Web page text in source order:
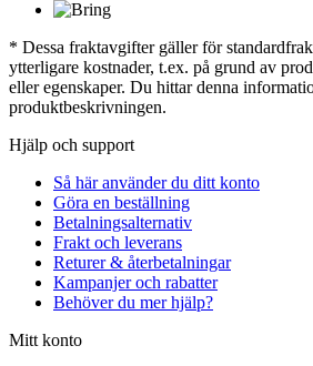
* Dessa fraktavgifter gäller för
ytterligare kostnader, t.ex. på grund av
eller egenskaper. Du hittar denna
produktbeskrivningen.
Hjälp och support
Så här använder du ditt konto
Göra en beställning
Betalningsalternativ
Frakt och leverans
Returer & återbetalningar
Kampanjer och rabatter
Behöver du mer hjälp?
Mitt konto